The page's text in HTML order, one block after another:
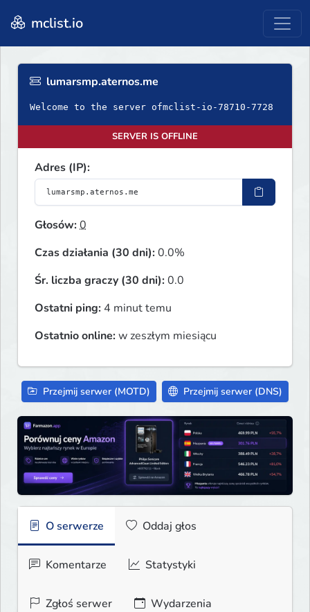
mclist.io
lumarsmp.aternos.me
Welcome to the server ofmclist-io-78710-7728
SERVER IS OFFLINE
Adres (IP):
Głosów:0
Czas działania (30 dni):0.0%
Śr. liczba graczy (30 dni):0.0
Ostatni ping: 4 minut temu
Ostatnio online:w zeszłym miesiącu
Przejmij serwer (MOTD) Przejmij serwer (DNS)
O serwerze Oddaj głos
Komentarze Statystyki
Zgłoś serwer Wydarzenia